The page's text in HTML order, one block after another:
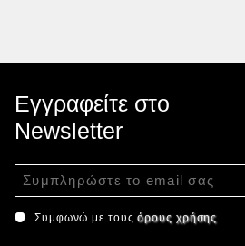
Εγγραφείτε στο
Newsletter
Συμφωνώ με τουςόρους χρήσης